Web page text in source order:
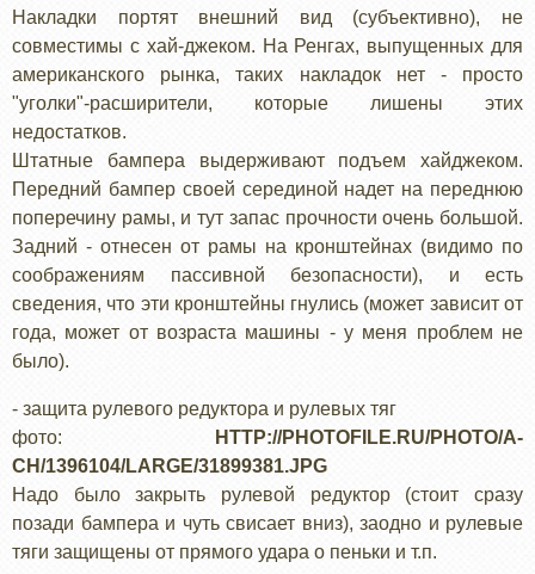
Накладки портят внешний вид (субъективно), не
совместимы с хай-джеком. На Ренгах, выпущенных для
американского рынка, таких накладок нет - просто
"уголки"-расширители, которые лишены этих
недостатков.
Штатные бампера выдерживают подъем хайджеком.
Передний бампер своей серединой надет на переднюю
поперечину рамы, и тут запас прочности очень большой.
Задний - отнесен от рамы на кронштейнах (видимо по
соображениям пассивной безопасности), и есть
сведения, что эти кронштейны гнулись (может зависит от
года, может от возраста машины - у меня проблем не
было).
- защита рулевого редуктора и рулевых тяг
фото:
HTTP://PHOTOFILE.RU/PHOTO/A-
CH/1396104/LARGE/31899381.JPG
Надо было закрыть рулевой редуктор (стоит сразу
позади бампера и чуть свисает вниз), заодно и рулевые
тяги защищены от прямого удара о пеньки и т.п.